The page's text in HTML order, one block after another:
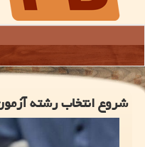
شروع انتخاب رشته